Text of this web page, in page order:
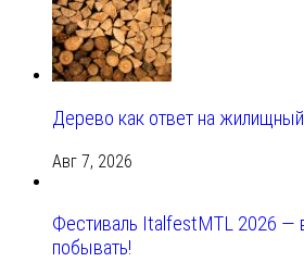
Дерево как ответ на
Авг 7, 2026
Фестиваль ItalfestMTL 2026
побывать!